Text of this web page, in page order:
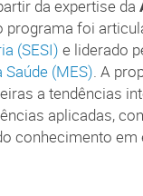
da expertise da
programa foi
(SESI) e liderado
(MES). A
a tendências
aplicadas,
conhecimento em